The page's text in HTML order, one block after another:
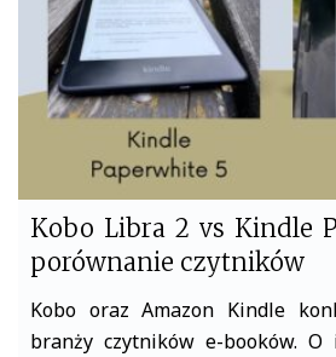
Kobo Libra 2 vs Kindle
porównanie czytników
Kobo oraz Amazon Kindle
branży czytników e-booków.